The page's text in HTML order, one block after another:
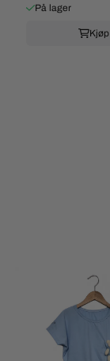
På lager
Kjøp